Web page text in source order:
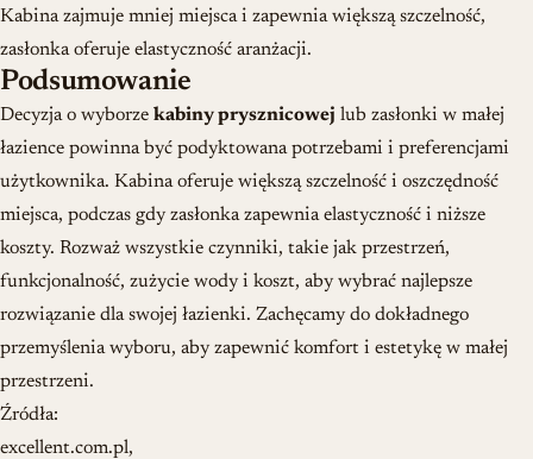
Kabina zajmuje mniej miejsca i zapewnia większą szczelność,
zasłonka oferuje elastyczność aranżacji.
Podsumowanie
Decyzja o wyborze kabiny prysznicowej lub zasłonki w małej
łazience powinna być podyktowana potrzebami i preferencjami
użytkownika. Kabina oferuje większą szczelność i oszczędność
miejsca, podczas gdy zasłonka zapewnia elastyczność i niższe
koszty. Rozważ wszystkie czynniki, takie jak przestrzeń,
funkcjonalność, zużycie wody i koszt, aby wybrać najlepsze
rozwiązanie dla swojej łazienki. Zachęcamy do dokładnego
przemyślenia wyboru, aby zapewnić komfort i estetykę w małej
przestrzeni.
Źródła:
excellent.com.pl,